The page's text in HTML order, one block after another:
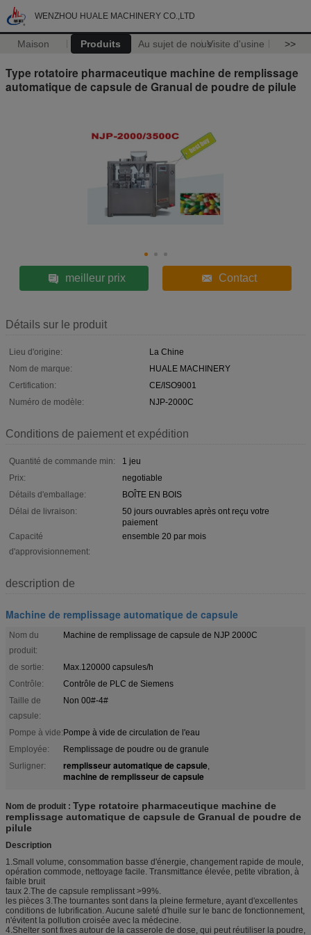
WENZHOU HUALE MACHINERY CO.,LTD
Maison Produits Au sujet de nousVisite d'usine >>
Type rotatoire pharmaceutique machine de remplissage
automatique de capsule de Granual de poudre de pilule
meilleur prix Contact
Détails sur le produit
Lieu d'origine:
La Chine
Nom de marque:
HUALE MACHINERY
Certification:
CE/ISO9001
Numéro de modèle:
NJP-2000C
Conditions de paiement et expédition
Quantité de commande min:
1 jeu
Prix:
negotiable
Détails d'emballage:
BOÎTE EN BOIS
Délai de livraison:
50 jours ouvrables après ont reçu votre
paiement
Capacité
d'approvisionnement:
ensemble 20 par mois
description de
Machine de remplissage automatique de capsule
Nom du
produit:
Machine de remplissage de capsule de NJP 2000C
de sortie:
Max.120000 capsules/h
Contrôle:
Contrôle de PLC de Siemens
Taille de
capsule:
Non 00#-4#
Pompe à vide:Pompe à vide de circulation de l'eau
Employée:
Remplissage de poudre ou de granule
Surligner:
remplisseur automatique de capsule,
machine de remplisseur de capsule
Nom de produit : Type rotatoire pharmaceutique machine de
remplissage automatique de capsule de Granual de poudre de
pilule
Description
1.Small volume, consommation basse d'énergie, changement rapide de moule,
opération commode, nettoyage facile. Transmittance élevée, petite vibration, à
faible bruit
taux 2.The de capsule remplissant >99%.
les pièces 3.The tournantes sont dans la pleine fermeture, ayant d'excellentes
conditions de lubrification. Aucune saleté d'huile sur le banc de fonctionnement,
n'évitent la pollution croisée avec la médecine.
4.Shelter sont fixes autour de la casserole de dose, qui peut réutiliser la poudre,